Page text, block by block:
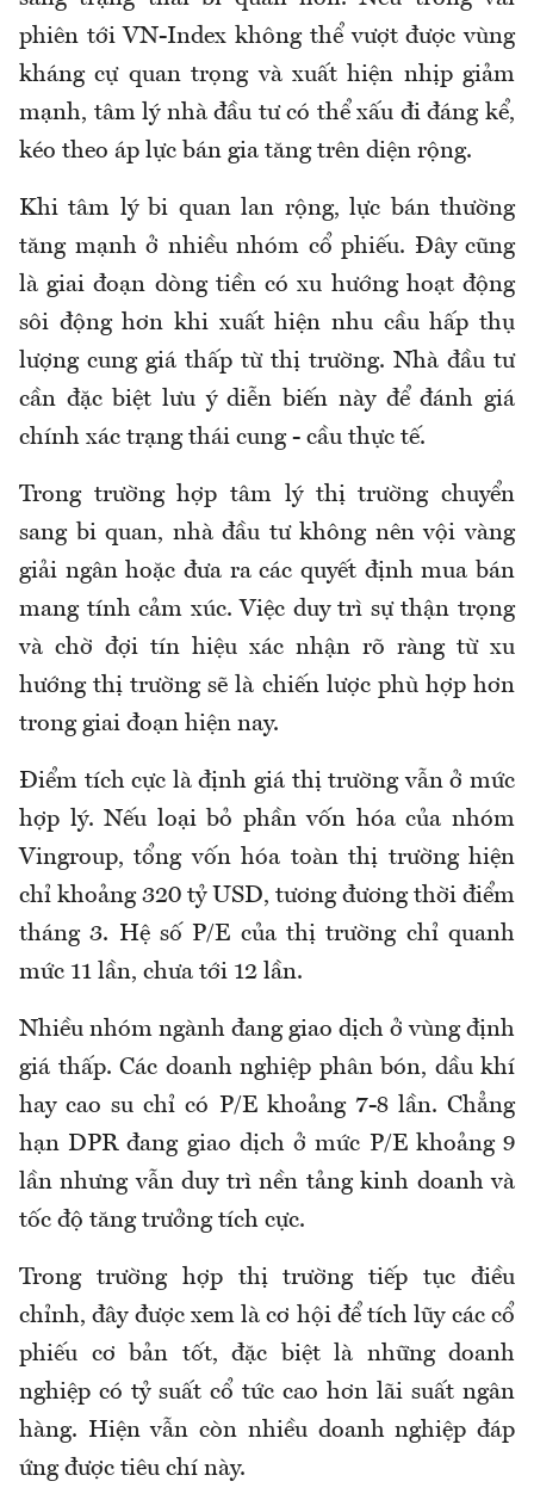
phiên tới VN-Index không thể vượt được vùng
kháng cự quan trọng và xuất hiện nhịp giảm
mạnh, tâm lý nhà đầu tư có thể xấu đi đáng kể,
kéo theo áp lực bán gia tăng trên diện rộng.
Khi tâm lý bi quan lan rộng, lực bán thường
tăng mạnh ở nhiều nhóm cổ phiếu. Đây cũng
là giai đoạn dòng tiền có xu hướng hoạt động
sôi động hơn khi xuất hiện nhu cầu hấp thụ
lượng cung giá thấp từ thị trường. Nhà đầu tư
cần đặc biệt lưu ý diễn biến này để đánh giá
chính xác trạng thái cung - cầu thực tế.
Trong trường hợp tâm lý thị trường chuyển
sang bi quan, nhà đầu tư không nên vội vàng
giải ngân hoặc đưa ra các quyết định mua bán
mang tính cảm xúc. Việc duy trì sự thận trọng
và chờ đợi tín hiệu xác nhận rõ ràng từ xu
hướng thị trường sẽ là chiến lược phù hợp hơn
trong giai đoạn hiện nay.
Điểm tích cực là định giá thị trường vẫn ở mức
hợp lý. Nếu loại bỏ phần vốn hóa của nhóm
Vingroup, tổng vốn hóa toàn thị trường hiện
chỉ khoảng 320 tỷ USD, tương đương thời điểm
tháng 3. Hệ số P/E của thị trường chỉ quanh
mức 11 lần, chưa tới 12 lần.
Nhiều nhóm ngành đang giao dịch ở vùng định
giá thấp. Các doanh nghiệp phân bón, dầu khí
hay cao su chỉ có P/E khoảng 7-8 lần. Chẳng
hạn DPR đang giao dịch ở mức P/E khoảng 9
lần nhưng vẫn duy trì nền tảng kinh doanh và
tốc độ tăng trưởng tích cực.
Trong trường hợp thị trường tiếp tục điều
chỉnh, đây được xem là cơ hội để tích lũy các cổ
phiếu cơ bản tốt, đặc biệt là những doanh
nghiệp có tỷ suất cổ tức cao hơn lãi suất ngân
hàng. Hiện vẫn còn nhiều doanh nghiệp đáp
ứng được tiêu chí này.